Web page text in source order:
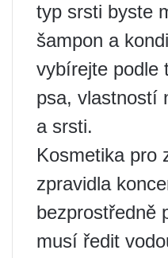
typ srsti byste
šampon a
vybírejte podle
psa, vlastností
a srsti.
Kosmetika pro
zpravidla
bezprostředně
musí ředit